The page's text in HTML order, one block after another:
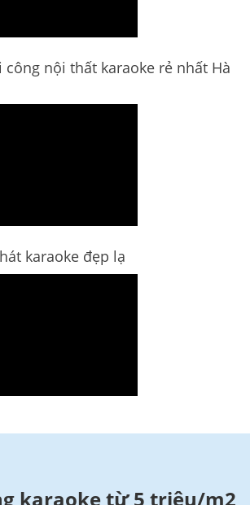
nội thất karaoke rẻ nhất Hà
karaoke đẹp lạ
karaoke từ 5 triệu/m2